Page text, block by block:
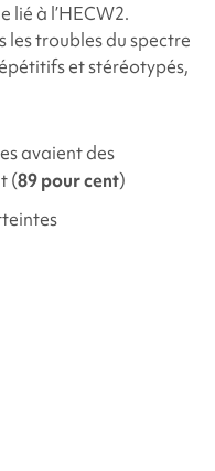
lié à l’HECW2.
les troubles du spectre
et stéréotypés,
avaientdes
(89 pour cent)